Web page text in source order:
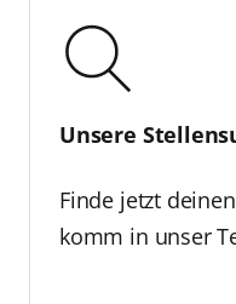
Unsere
Finde jetzt
komm in unser